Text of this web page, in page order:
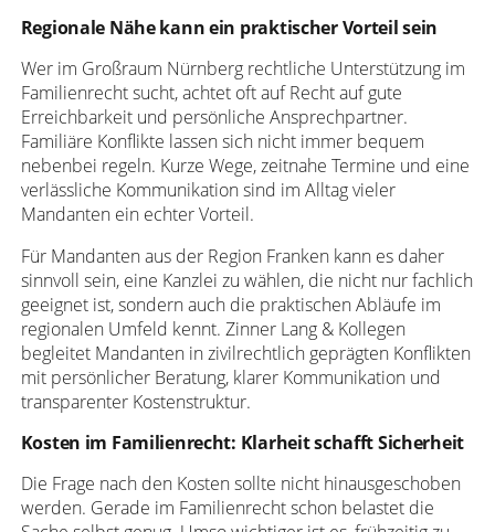
Regionale Nähe kann ein praktischer Vorteil sein
Wer im Großraum Nürnberg rechtliche Unterstützung im
Familienrecht sucht, achtet oft auf Recht auf gute
Erreichbarkeit und persönliche Ansprechpartner.
Familiäre Konflikte lassen sich nicht immer bequem
nebenbei regeln. Kurze Wege, zeitnahe Termine und eine
verlässliche Kommunikation sind im Alltag vieler
Mandanten ein echter Vorteil.
Für Mandanten aus der Region Franken kann es daher
sinnvoll sein, eine Kanzlei zu wählen, die nicht nur fachlich
geeignet ist, sondern auch die praktischen Abläufe im
regionalen Umfeld kennt. Zinner Lang & Kollegen
begleitet Mandanten in zivilrechtlich geprägten Konflikten
mit persönlicher Beratung, klarer Kommunikation und
transparenter Kostenstruktur.
Kosten im Familienrecht: Klarheit schafft Sicherheit
Die Frage nach den Kosten sollte nicht hinausgeschoben
werden. Gerade im Familienrecht schon belastet die